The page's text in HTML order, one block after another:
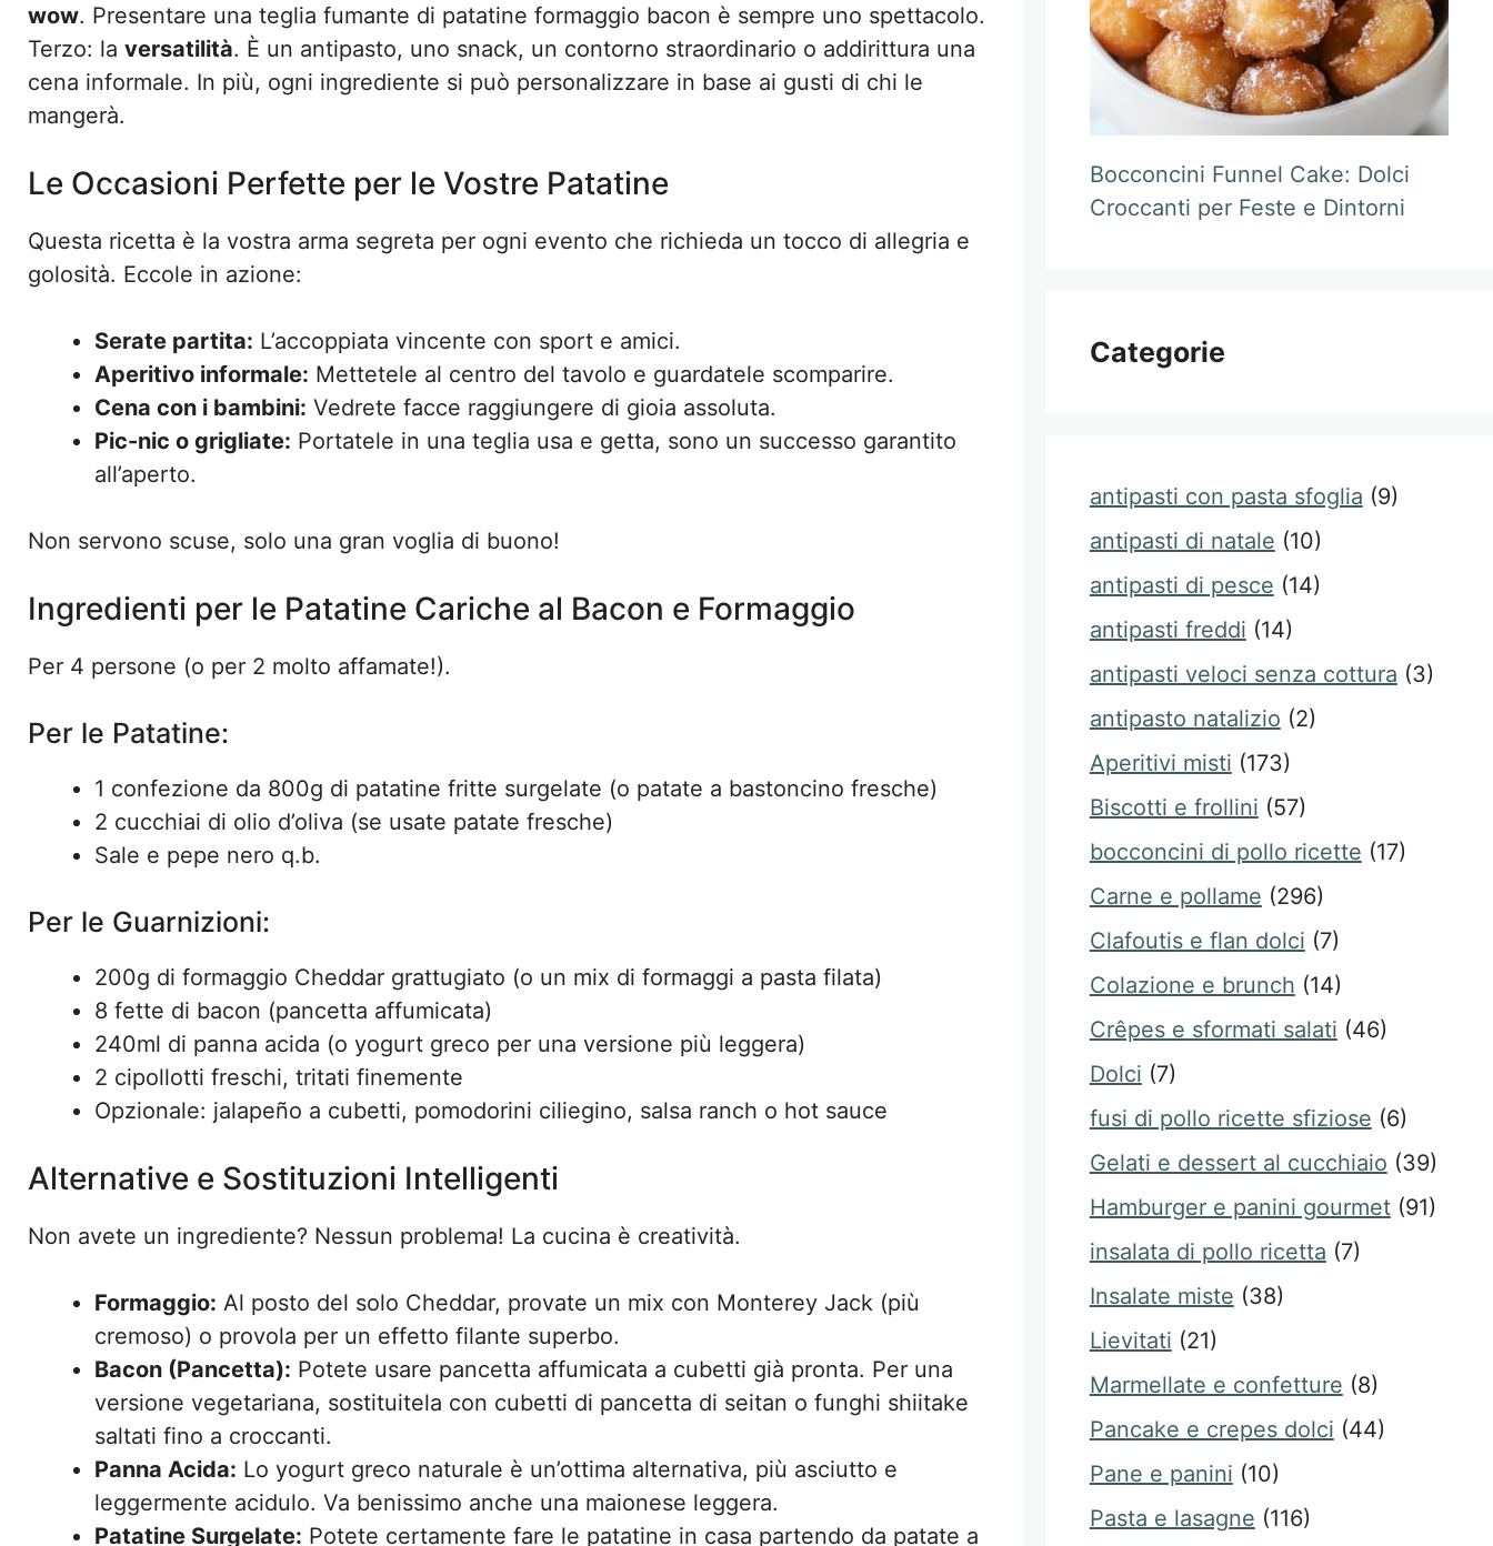
wow. Presentare una teglia fumante di patatine formaggio bacon è sempre uno spettacolo.
Terzo: la versatilità. È un antipasto, uno snack, un contorno straordinario o addirittura una
cena informale. In più, ogni ingrediente si può personalizzare in base ai gusti di chi le
mangerà.
Le Occasioni Perfette per le Vostre Patatine
Questa ricetta è la vostra arma segreta per ogni evento che richieda un tocco di allegria e
golosità. Eccole in azione:
Serate partita: L’accoppiata vincente con sport e amici.
Aperitivo informale: Mettetele al centro del tavolo e guardatele scomparire.
Cena con i bambini: Vedrete facce raggiungere di gioia assoluta.
Pic-nic o grigliate: Portatele in una teglia usa e getta, sono un successo garantito
all’aperto.
Non servono scuse, solo una gran voglia di buono!
Ingredienti per le Patatine Cariche al Bacon e Formaggio
Per 4 persone (o per 2 molto affamate!).
Per le Patatine:
1 confezione da 800g di patatine fritte surgelate (o patate a bastoncino fresche)
2 cucchiai di olio d’oliva (se usate patate fresche)
Sale e pepe nero q.b.
Per le Guarnizioni:
200g di formaggio Cheddar grattugiato (o un mix di formaggi a pasta filata)
8 fette di bacon (pancetta affumicata)
240ml di panna acida (o yogurt greco per una versione più leggera)
2 cipollotti freschi, tritati finemente
Opzionale: jalapeño a cubetti, pomodorini ciliegino, salsa ranch o hot sauce
Alternative e Sostituzioni Intelligenti
Non avete un ingrediente? Nessun problema! La cucina è creatività.
Formaggio: Al posto del solo Cheddar, provate un mix con Monterey Jack (più
cremoso) o provola per un effetto filante superbo.
Bacon (Pancetta): Potete usare pancetta affumicata a cubetti già pronta. Per una
versione vegetariana, sostituitela con cubetti di pancetta di seitan o funghi shiitake
saltati fino a croccanti.
Panna Acida: Lo yogurt greco naturale è un’ottima alternativa, più asciutto e
leggermente acidulo. Va benissimo anche una maionese leggera.
Patatine Surgelate: Potete certamente fare le patatine in casa partendo da patate a
Bocconcini Funnel Cake: Dolci
Croccanti per Feste e Dintorni
Categorie
antipasti con pasta sfoglia (9)
antipasti di natale (10)
antipasti di pesce (14)
antipasti freddi (14)
antipasti veloci senza cottura (3)
antipasto natalizio (2)
Aperitivi misti (173)
Biscotti e frollini (57)
bocconcini di pollo ricette (17)
Carne e pollame (296)
Clafoutis e flan dolci (7)
Colazione e brunch (14)
Crêpes e sformati salati (46)
Dolci (7)
fusi di pollo ricette sfiziose (6)
Gelati e dessert al cucchiaio (39)
Hamburger e panini gourmet(91)
insalata di pollo ricetta (7)
Insalate miste (38)
Lievitati (21)
Marmellate e confetture (8)
Pancake e crepes dolci (44)
Pane e panini (10)
Pasta e lasagne (116)